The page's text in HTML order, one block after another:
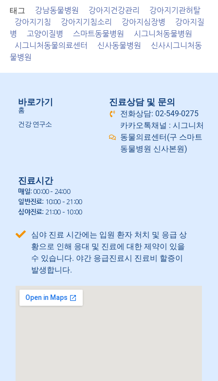
태그 강남동물병원 강아지건강관리
강아지기관허탈
강아지기침
강아지기침소리 강아지심장병
강아지질
병
고양이질병 스마트동물병원
시그니처동물병원
시그니처동물의료센터
신사동물병원
신사시그니처동
물병원
바로가기
홈
건강 연구소
진료상담 및 문의
전화상담: 02-549-0275
카카오톡채널 : 시그니처
동물의료센터(구 스마트
동물병원 신사본원)
진료시간
매일: 00:00 – 24:00
일반진료: 10:00 – 21:00
심야진료: 21:00 – 10:00
심야 진료 시간에는 입원 환자 처치 및 응급 상
황으로 인해 응대 및 진료에 대한 제약이 있을
수 있습니다. 야간 응급진료시 진료비 할증이
발생합니다.